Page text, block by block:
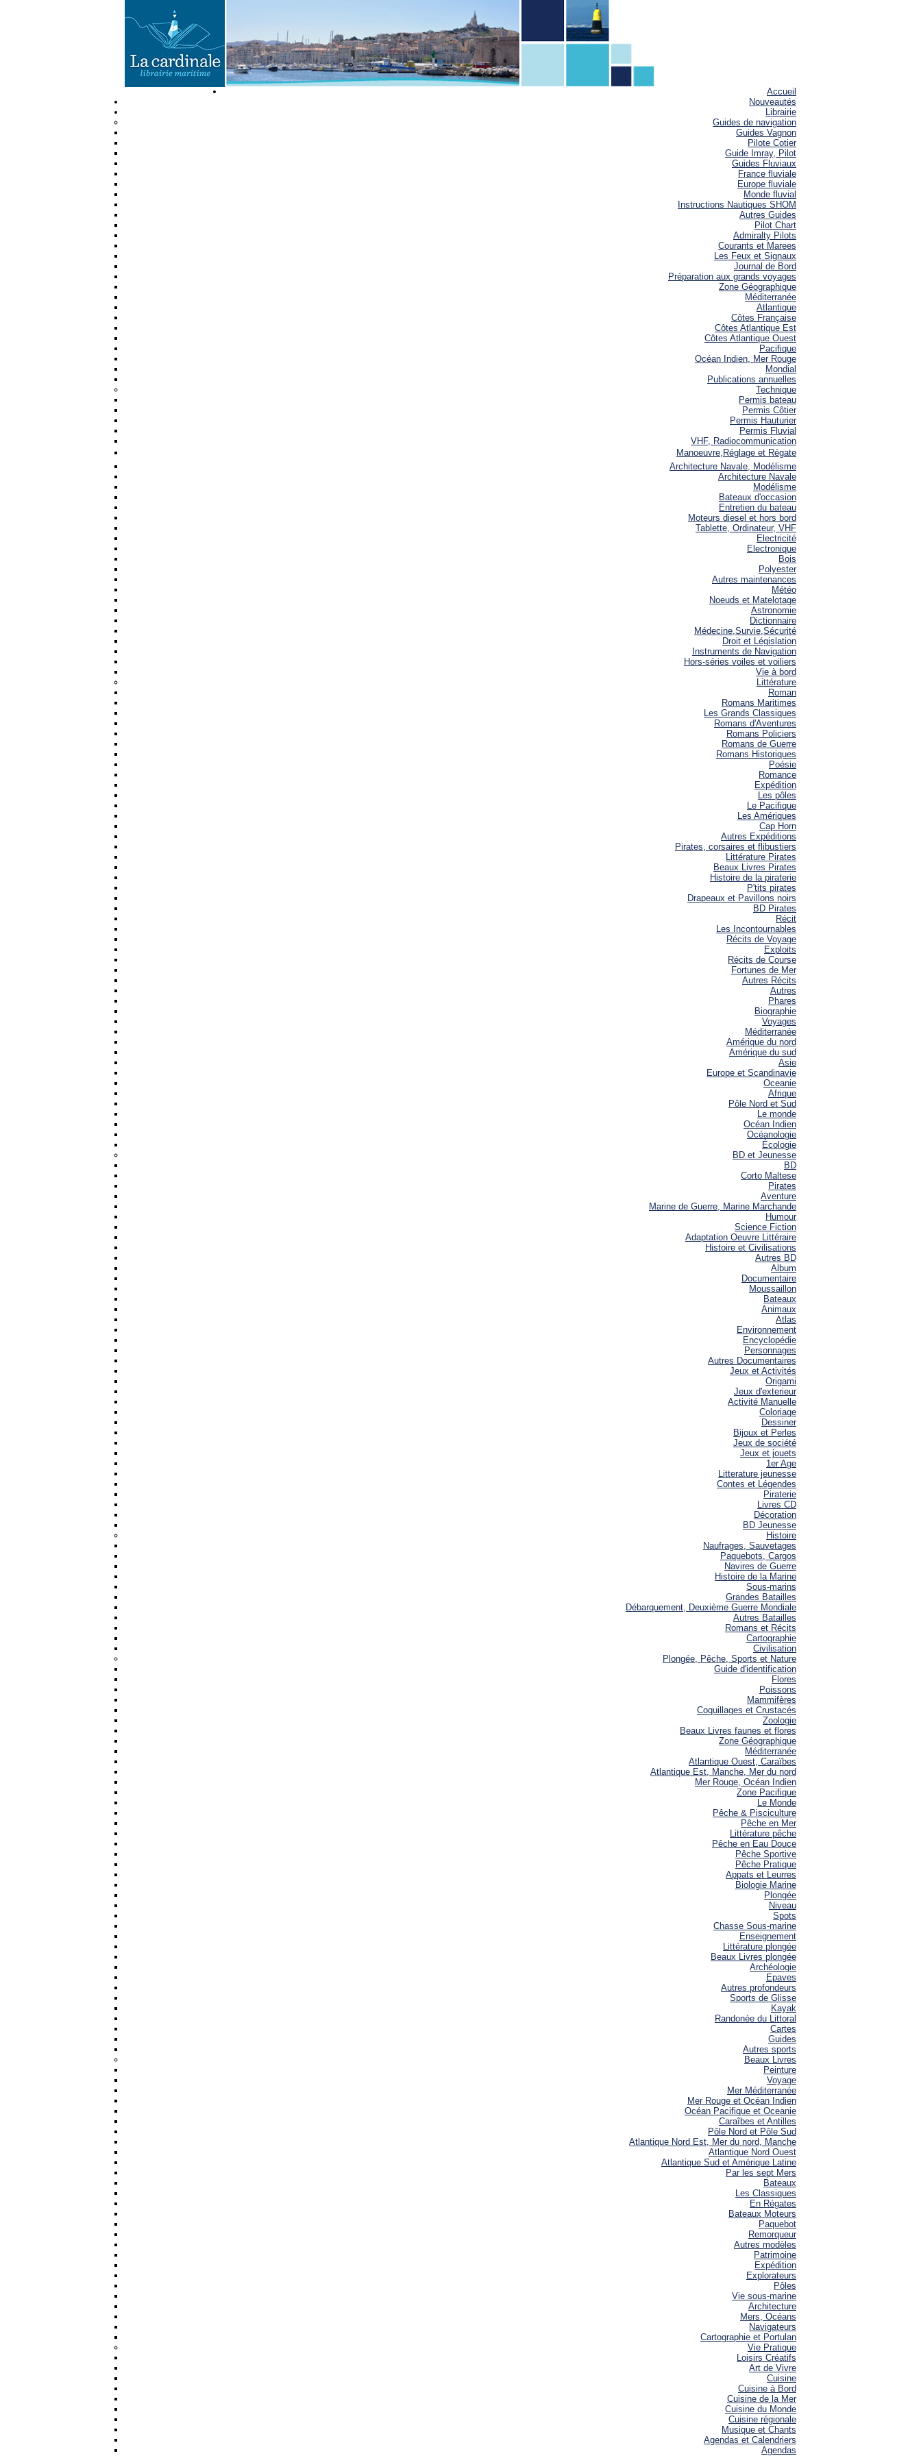
Accueil
Nouveautés
Librairie
Guides de navigation
Guides Vagnon
Pilote Cotier
Guide Imray, Pilot
Guides Fluviaux
France fluviale
Europe fluviale
Monde fluvial
Instructions Nautiques SHOM
Autres Guides
Pilot Chart
Admiralty Pilots
Courants et Marees
Les Feux et Signaux
Journal de Bord
Préparation aux grands voyages
Zone Géographique
Méditerranée
Atlantique
Côtes Française
Côtes Atlantique Est
Côtes Atlantique Ouest
Pacifique
Océan Indien, Mer Rouge
Mondial
Publications annuelles
Technique
Permis bateau
Permis Côtier
Permis Hauturier
Permis Fluvial
VHF, Radiocommunication
Manoeuvre,Réglage et Régate
Architecture Navale, Modélisme
Architecture Navale
Modélisme
Bateaux d'occasion
Entretien du bateau
Moteurs diesel et hors bord
Tablette, Ordinateur, VHF
Electricité
Electronique
Bois
Polyester
Autres maintenances
Météo
Noeuds et Matelotage
Astronomie
Dictionnaire
Médecine,Survie,Sécurité
Droit et Législation
Instruments de Navigation
Hors-séries voiles et voiliers
Vie à bord
Littérature
Roman
Romans Maritimes
Les Grands Classiques
Romans d'Aventures
Romans Policiers
Romans de Guerre
Romans Historiques
Poésie
Romance
Expédition
Les pôles
Le Pacifique
Les Amériques
Cap Horn
Autres Expéditions
Pirates, corsaires et flibustiers
Littérature Pirates
Beaux Livres Pirates
Histoire de la piraterie
P'tits pirates
Drapeaux et Pavillons noirs
BD Pirates
Récit
Les Incontournables
Récits de Voyage
Exploits
Récits de Course
Fortunes de Mer
Autres Récits
Autres
Phares
Biographie
Voyages
Méditerranée
Amérique du nord
Amérique du sud
Asie
Europe et Scandinavie
Oceanie
Afrique
Pôle Nord et Sud
Le monde
Océan Indien
Océanologie
Écologie
BD et Jeunesse
BD
Corto Maltese
Pirates
Aventure
Marine de Guerre, Marine Marchande
Humour
Science Fiction
Adaptation Oeuvre Littéraire
Histoire et Civilisations
Autres BD
Album
Documentaire
Moussaillon
Bateaux
Animaux
Atlas
Environnement
Encyclopédie
Personnages
Autres Documentaires
Jeux et Activités
Origami
Jeux d'exterieur
Activité Manuelle
Coloriage
Dessiner
Bijoux et Perles
Jeux de société
Jeux et jouets
1er Age
Litterature jeunesse
Contes et Légendes
Piraterie
Livres CD
Décoration
BD Jeunesse
Histoire
Naufrages, Sauvetages
Paquebots, Cargos
Navires de Guerre
Histoire de la Marine
Sous-marins
Grandes Batailles
Débarquement, Deuxième Guerre Mondiale
Autres Batailles
Romans et Récits
Cartographie
Civilisation
Plongée, Pêche, Sports et Nature
Guide d'identification
Flores
Poissons
Mammifères
Coquillages et Crustacés
Zoologie
Beaux Livres faunes et flores
Zone Géographique
Méditerranée
Atlantique Ouest, Caraïbes
Atlantique Est, Manche, Mer du nord
Mer Rouge, Océan Indien
Zone Pacifique
Le Monde
Pêche & Pisciculture
Pêche en Mer
Littérature pêche
Pêche en Eau Douce
Pêche Sportive
Pêche Pratique
Appats et Leurres
Biologie Marine
Plongée
Niveau
Spots
Chasse Sous-marine
Enseignement
Littérature plongée
Beaux Livres plongée
Archéologie
Epaves
Autres profondeurs
Sports de Glisse
Kayak
Randonée du Littoral
Cartes
Guides
Autres sports
Beaux Livres
Peinture
Voyage
Mer Méditerranée
Mer Rouge et Océan Indien
Océan Pacifique et Oceanie
Caraîbes et Antilles
Pôle Nord et Pôle Sud
Atlantique Nord Est, Mer du nord, Manche
Atlantique Nord Ouest
Atlantique Sud et Amérique Latine
Par les sept Mers
Bateaux
Les Classiques
En Régates
Bateaux Moteurs
Paquebot
Remorqueur
Autres modèles
Patrimoine
Expédition
Explorateurs
Pôles
Vie sous-marine
Architecture
Mers, Océans
Navigateurs
Cartographie et Portulan
Vie Pratique
Loisirs Créatifs
Art de Vivre
Cuisine
Cuisine à Bord
Cuisine de la Mer
Cuisine du Monde
Cuisine régionale
Musique et Chants
Agendas et Calendriers
Agendas